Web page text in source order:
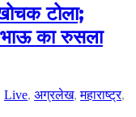
टोला;
भाऊ का रुसला
Live, अग्रलेख,महाराष्ट्र,